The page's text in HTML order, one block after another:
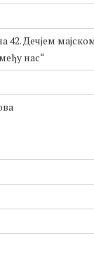
42. Дечјем
нас“